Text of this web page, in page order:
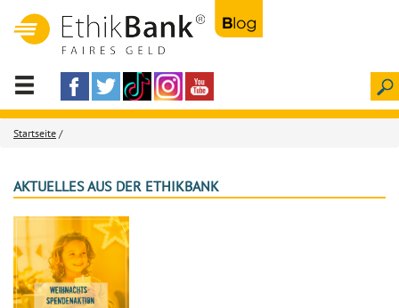
Startseite /
AKTUELLES AUS DER ETHIKBANK